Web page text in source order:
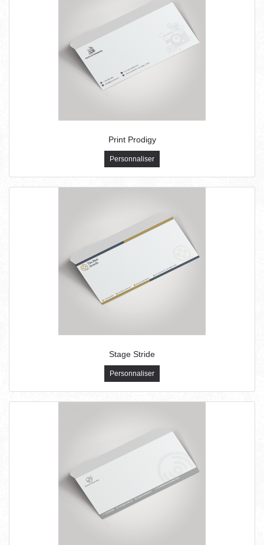
Print Prodigy
Personnaliser
Stage Stride
Personnaliser